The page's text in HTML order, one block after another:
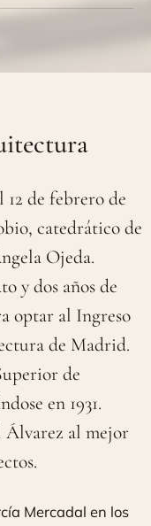
12 de febrero de
catedrático de
Ojeda.
y dos años de
optar al Ingreso
de Madrid.
de
en 1931.
al mejor
Mercadal en los